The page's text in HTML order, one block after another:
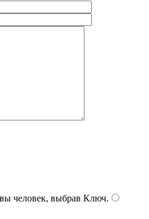
человек, выбрав Ключ.